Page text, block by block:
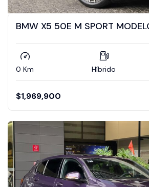
BMW X5 50E M SPORT
0 Km Híbrido
$1,969,900